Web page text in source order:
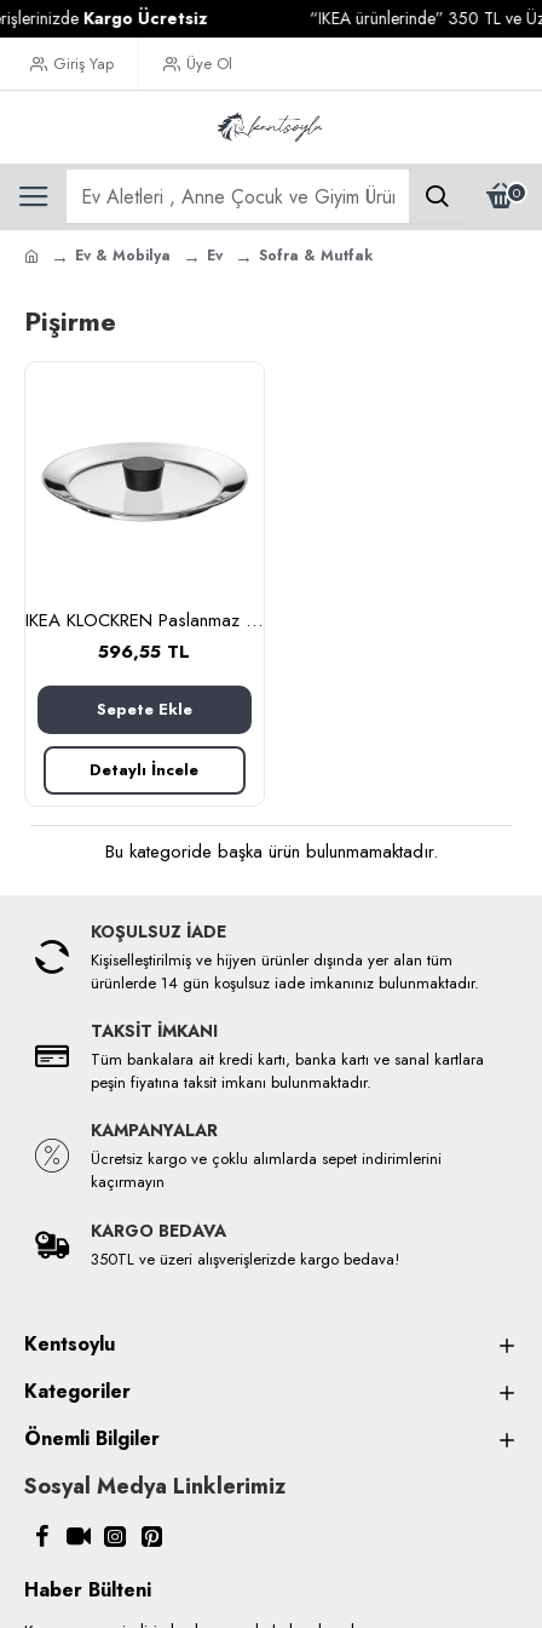
Kargo Ücretsiz “IKEA ürünlerinde” 350 TL ve
Giriş Yap Üye Ol
0
Ev & Mobilya Ev Sofra & Mutfak
Pişirme
IKEA KLOCKREN Paslanmaz Çelik Cam 21 cm Tencere Kapağı
596,55 TL
Sepete Ekle
Detaylı İncele
Bu kategoride başka ürün bulunmamaktadır.
KOŞULSUZ İADE
Kişiselleştirilmiş ve hijyen ürünler dışında yer alan tüm
ürünlerde 14 gün koşulsuz iade imkanınız bulunmaktadır.
TAKSİT İMKANI
Tüm bankalara ait kredi kartı, banka kartı ve sanal kartlara
peşin fiyatına taksit imkanı bulunmaktadır.
KAMPANYALAR
Ücretsiz kargo ve çoklu alımlarda sepet indirimlerini
kaçırmayın
KARGO BEDAVA
350TL ve üzeri alışverişlerizde kargo bedava!
Kentsoylu
Kategoriler
Önemli Bilgiler
Sosyal Medya Linklerimiz
Haber Bülteni